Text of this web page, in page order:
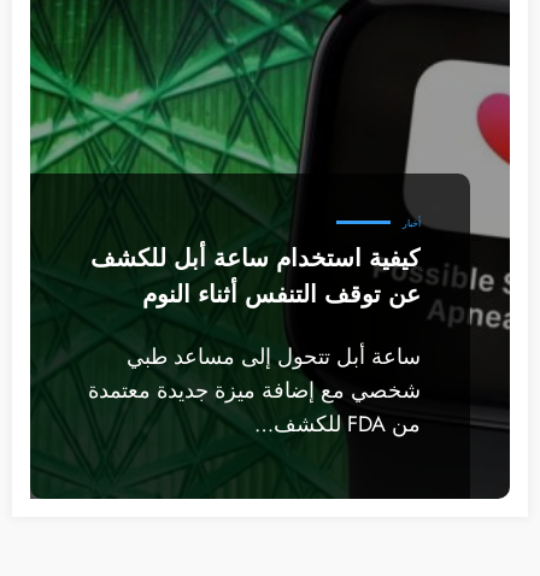
أخبار
كيفية استخدام ساعة أبل للكشف
عن توقف التنفس أثناء النوم
ساعة أبل تتحول إلى مساعد طبي
شخصي مع إضافة ميزة جديدة معتمدة
من FDA للكشف…